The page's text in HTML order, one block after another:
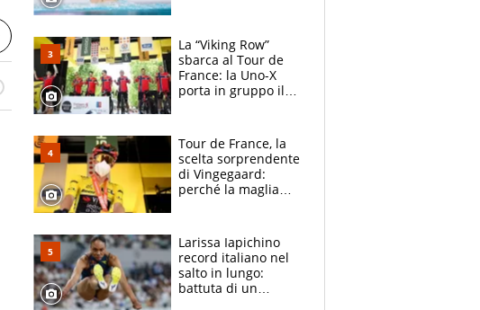
mirino
La “Viking Row”
sbarca al Tour de
France: la Uno-X
porta in gruppo il
compagni
Tour de France, la
scelta sorprendente
di Vingegaard:
perché la maglia
rischio da evitare
Larissa Iapichino
record italiano nel
salto in lungo:
battuta di un